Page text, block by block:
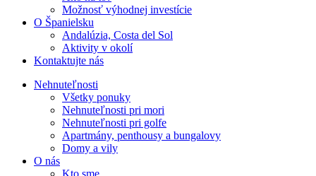
Možnosť výhodnej investície
O Španielsku
Andalúzia, Costa del Sol
Aktivity v okolí
Kontaktujte nás
Nehnuteľnosti
Všetky ponuky
Nehnuteľnosti pri mori
Nehnuteľnosti pri golfe
Apartmány, penthousy a bungalovy
Domy a vily
O nás
Kto sme